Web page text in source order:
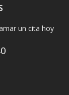
un cita hoy